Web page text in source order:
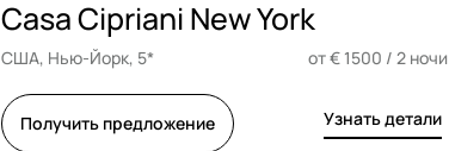
Casa Cipriani New York
США, Нью-Йорк, 5* от € 1500 / 2 ночи
Получить предложение Узнать детали